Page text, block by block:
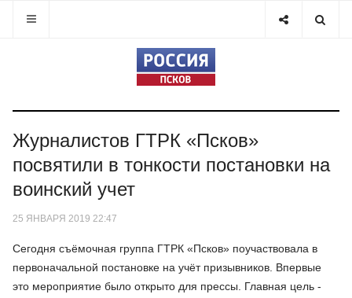
Журналистов ГТРК «Псков»
посвятили в тонкости постановки на
воинский учет
25 ЯНВАРЯ 2019 22:47
Сегодня съёмочная группа ГТРК «Псков» поучаствовала в
первоначальной постановке на учёт призывников. Впервые
это мероприятие было открыто для прессы. Главная цель -